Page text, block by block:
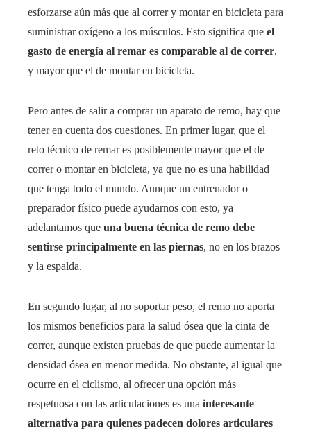
esforzarse aún más que al correr y montar en bicicleta para
suministrar oxígeno a los músculos. Esto significa que el
gasto de energía al remar es comparable al de correr,
y mayor que el de montar en bicicleta.
Pero antes de salir a comprar un aparato de remo, hay que
tener en cuenta dos cuestiones. En primer lugar, que el
reto técnico de remar es posiblemente mayor que el de
correr o montar en bicicleta, ya que no es una habilidad
que tenga todo el mundo. Aunque un entrenador o
preparador físico puede ayudarnos con esto, ya
adelantamos que una buena técnica de remo debe
sentirse principalmente en las piernas, no en los brazos
y la espalda.
En segundo lugar, al no soportar peso, el remo no aporta
los mismos beneficios para la salud ósea que la cinta de
correr, aunque existen pruebas de que puede aumentar la
densidad ósea en menor medida. No obstante, al igual que
ocurre en el ciclismo, al ofrecer una opción más
respetuosa con las articulaciones es una interesante
alternativa para quienes padecen dolores articulares